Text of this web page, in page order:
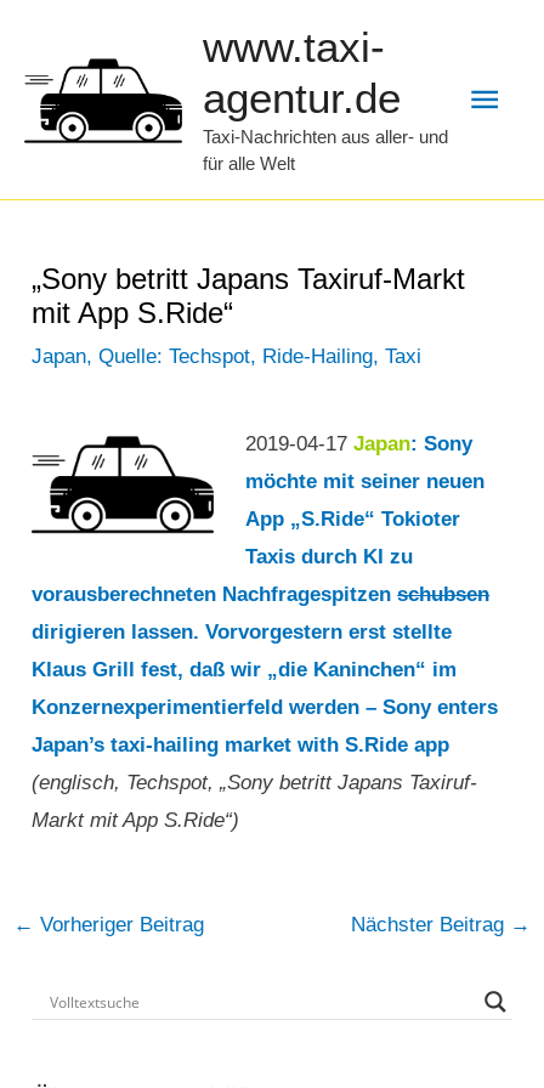
springen
www.taxi-
agentur.de
Taxi-Nachrichten aus aller- und
für alle Welt
„Sony betritt Japans Taxiruf-Markt
mit App S.Ride“
Japan,Quelle: Techspot, Ride-Hailing,Taxi
2019-04-17 Japan: Sony
möchte mit seiner neuen
App „S.Ride“ Tokioter
Taxis durch KI zu
vorausberechneten Nachfragespitzenschubsen
dirigieren lassen. Vorvorgestern erst stellte
Klaus Grill fest, daß wir „die Kaninchen“ im
Konzernexperimentierfeld werden – Sony enters
Japan’s taxi-hailing market with S.Ride app
(englisch, Techspot, „Sony betritt Japans Taxiruf-
Markt mit App S.Ride“)
Post
← Vorheriger Beitrag Nächster Beitrag →